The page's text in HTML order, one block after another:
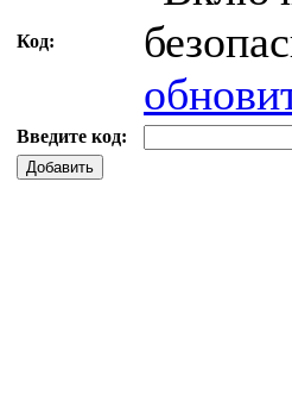
Код:
Введите код:
Добавить